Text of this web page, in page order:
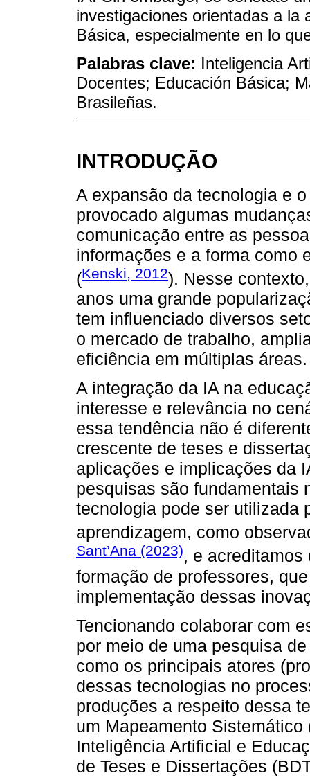
investigaciones orientadas a la
Básica, especialmente en lo
Palabras clave: Inteligencia
Docentes; Educación Básica;
Brasileñas.
INTRODUÇÃO
A expansão da tecnologia e
provocado algumas
comunicação entre as
informações e a forma como
(Kenski, 2012). Nesse
anos uma grande
tem influenciado diversos
o mercado de trabalho,
eficiência em múltiplas áreas.
A integração da IA na
interesse e relevância no
essa tendência não é
crescente de teses e
aplicações e implicações da
pesquisas são fundamentais
tecnologia pode ser utilizada
aprendizagem, como
Sant’Ana (2023), e
formação de professores,
implementação dessas
Tencionando colaborar com
por meio de uma pesquisa
como os principais atores
dessas tecnologias no
produções a respeito dessa
um Mapeamento
Inteligência Artificial e
de Teses e Dissertações